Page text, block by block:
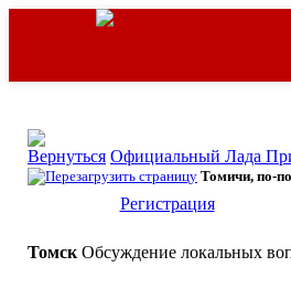
Официальный Лада
Томичи, по-
Регистрация
Томск Обсуждение локальных